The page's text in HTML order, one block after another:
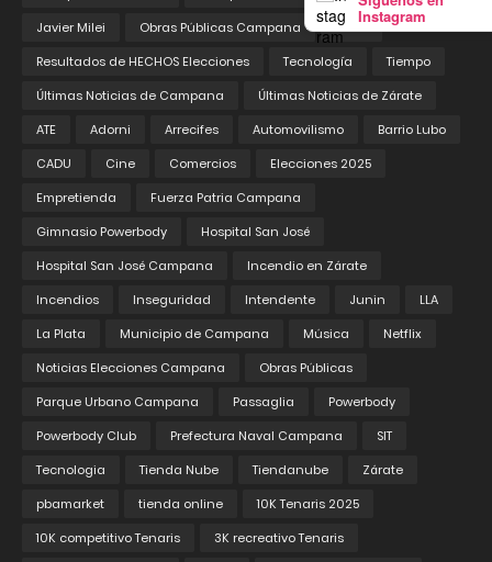
Instagram
Javier Milei
Obras Públicas Campana
Pedix
Resultados de HECHOS Elecciones
Tecnología
Tiempo
Últimas Noticias de Campana
Últimas Noticias de Zárate
ATE
Adorni Arrecifes Automovilismo
Barrio Lubo
CADU
Cine Comercios
Elecciones 2025
Empretienda
Fuerza Patria Campana
Gimnasio Powerbody
Hospital San José
Hospital San José Campana
Incendio en Zárate
Incendios
Inseguridad Intendente Junin
LLA
La Plata
Municipio de Campana Música
Netflix
Noticias Elecciones Campana
Obras Públicas
Parque Urbano Campana
Passaglia
Powerbody
Powerbody Club
Prefectura Naval Campana
SIT
Tecnologia
Tienda Nube Tiendanube
Zárate
pbamarket
tienda online
10K Tenaris 2025
10K competitivo Tenaris
3K recreativo Tenaris